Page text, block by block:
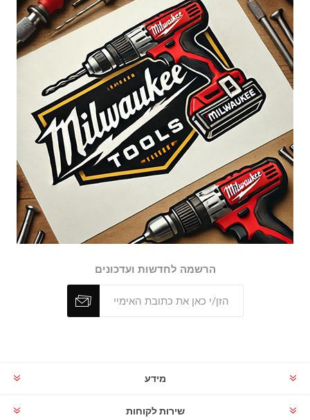
הרשמה לחדשות ועדכונים
מידע
שירות לקוחות